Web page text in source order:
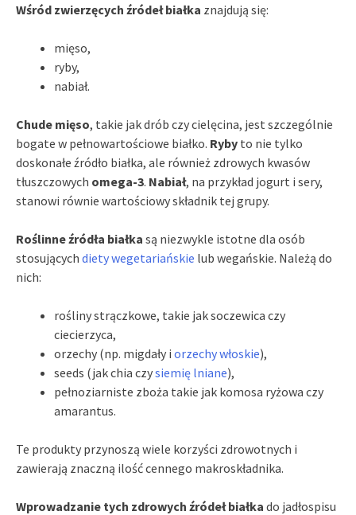
Wśród zwierzęcych źródeł białka znajdują się:
mięso,
ryby,
nabiał.
Chude mięso, takie jak drób czy cielęcina, jest szczególnie
bogate w pełnowartościowe białko. Ryby to nie tylko
doskonałe źródło białka, ale również zdrowych kwasów
tłuszczowych omega-3. Nabiał, na przykład jogurt i sery,
stanowi równie wartościowy składnik tej grupy.
Roślinne źródła białka są niezwykle istotne dla osób
stosujących diety wegetariańskie lub wegańskie. Należą do
nich:
rośliny strączkowe, takie jak soczewica czy
ciecierzyca,
orzechy (np. migdały i orzechy włoskie),
seeds (jak chia czysiemię lniane),
pełnoziarniste zboża takie jak komosa ryżowa czy
amarantus.
Te produkty przynoszą wiele korzyści zdrowotnych i
zawierają znaczną ilość cennego makroskładnika.
Wprowadzanie tych zdrowych źródeł białka do jadłospisu